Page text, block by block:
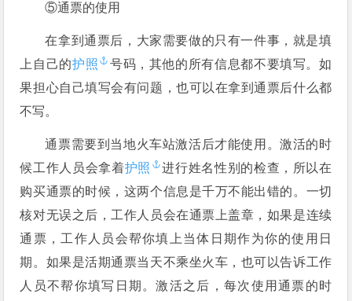
⑤通票的使用
在拿到通票后，大家需要做的只有一件事，就是填
上自己的护照
号码，其他的所有信息都不要填写。如
果担心自己填写会有问题，也可以在拿到通票后什么都
不写。
通票需要到当地火车站激活后才能使用。激活的时
候工作人员会拿着护照
进行姓名性别的检查，所以在
购买通票的时候，这两个信息是千万不能出错的。一切
核对无误之后，工作人员会在通票上盖章，如果是连续
通票，工作人员会帮你填上当体日期作为你的使用日
期。如果是活期通票当天不乘坐火车，也可以告诉工作
人员不帮你填写日期。激活之后，每次使用通票的时